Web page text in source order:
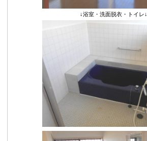
↓浴室・洗面脱衣・トイレ↓